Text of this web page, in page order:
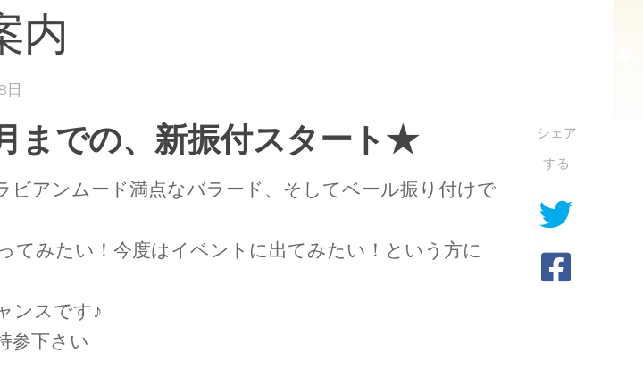
内
日
までの、新振付スタート★
アンムード満点なバラード、 そしてベール振り付けで
てみたい！今度はイベントに出てみたい！ という方に
ンスです♪
参下さい
シェア
する